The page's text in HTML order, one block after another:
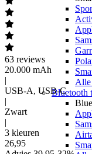
Alle
Bluetooth
63 reviews
20.000 mAh
|
USB-A, USB-C
|
Zwart
|
3 kleuren
26,95